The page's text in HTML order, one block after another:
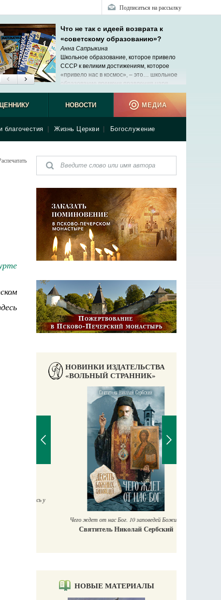
Подписаться на рассылку
Что не так с идеей возврата к
«советскому образованию»?
Анна Сапрыкина
Школьное образование, которое привело
СССР к великим достижениям, которое
«привело нас в космос», ‒ это… школьное
образование времени правления царя
Николая II.
благочестия Жизнь Церкви Богослужение
НОВОСТИ МЕДИА
НОВИНКИ ИЗДАТЕЛЬСТВА
«ВОЛЬНЫЙ СТРАННИК»
у
Чего ждет от нас Бог. 10 заповедей Божиих
Святитель Николай Сербский
НОВЫЕ МАТЕРИАЛЫ